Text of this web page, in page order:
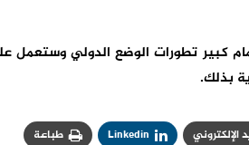
كبير تطورات الوضع الدولي
بذلك.
الإلكتروني Linkedin طباعة